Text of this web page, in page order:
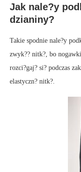
Jak nale?y
dzianiny?
Takie spodnie nale?y
zwyk?? nitk?, bo
rozci?gaj? si? podczas
elastyczn? nitk?.